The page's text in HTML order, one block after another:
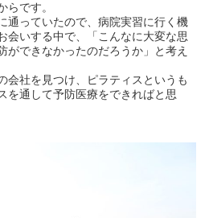
です。
っていたので、病院実習に行く機
会いする中で、「こんなに大変な思
ができなかったのだろうか」と考え
社を見つけ、ピラティスというも
を通して予防医療をできればと思